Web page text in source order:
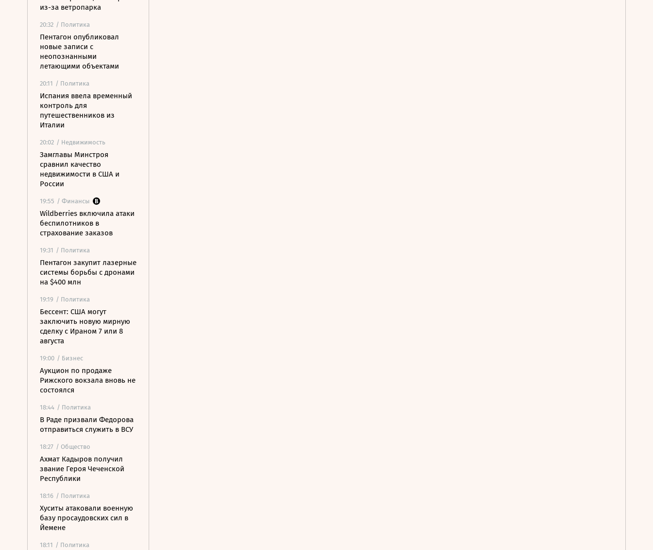
из-за ветропарка
20:32 / Политика
Пентагон опубликовал
новые записи с
неопознанными
летающими объектами
20:11 / Политика
Испания ввела временный
контроль для
путешественников из
Италии
20:02 / Недвижимость
Замглавы Минстроя
сравнил качество
недвижимости в США и
России
19:55 / Финансы
Wildberries включила атаки
беспилотников в
страхование заказов
19:31 / Политика
Пентагон закупит лазерные
системы борьбы с дронами
на $400 млн
19:19 / Политика
Бессент: США могут
заключить новую мирную
сделку с Ираном 7 или 8
августа
19:00 / Бизнес
Аукцион по продаже
Рижского вокзала вновь не
состоялся
18:44 / Политика
В Раде призвали Федорова
отправиться служить в ВСУ
18:27 / Общество
Ахмат Кадыров получил
звание Героя Чеченской
Республики
18:16 / Политика
Хуситы атаковали военную
базу просаудовских сил в
Йемене
18:11 / Политика